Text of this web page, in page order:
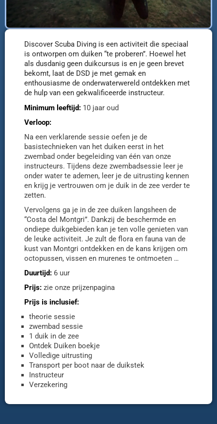
Discover Scuba Diving is een activiteit die speciaal
is ontworpen om duiken “te proberen”. Hoewel het
als dusdanig geen duikcursus is en je geen brevet
bekomt, laat de DSD je met gemak en
enthousiasme de onderwaterwereld ontdekken met
de hulp van een gekwalificeerde instructeur.
Minimum leeftijd: 10 jaar oud
Verloop:
Na een verklarende sessie oefen je de
basistechnieken van het duiken eerst in het
zwembad onder begeleiding van één van onze
instructeurs. Tijdens deze zwembadsessie leer je
onder water te ademen, leer je de uitrusting kennen
en krijg je vertrouwen om je duik in de zee verder te
zetten.
Vervolgens ga je in de zee duiken langsheen de
“Costa del Montgri”. Dankzij de beschermde en
ondiepe duikgebieden kan je ten volle genieten van
de leuke activiteit. Je zult de flora en fauna van de
kust van Montgri ontdekken en de kans krijgen om
octopussen, vissen en murenes te ontmoeten …
Duurtijd: 6 uur
Prijs: zie onze prijzenpagina
Prijs is inclusief:
theorie sessie
zwembad sessie
1 duik in de zee
Ontdek Duiken boekje
Volledige uitrusting
Transport per boot naar de duikstek
Instructeur
Verzekering